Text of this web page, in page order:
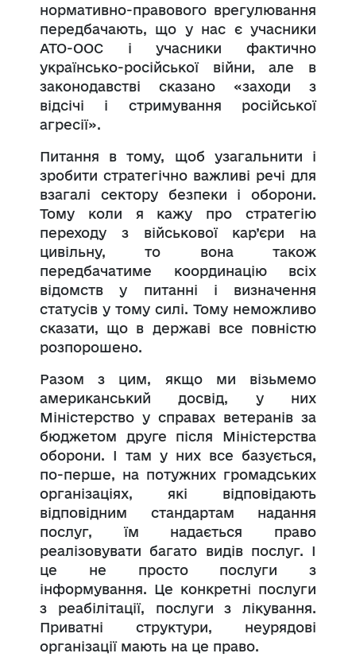
нормативно-правового врегулювання
передбачають, що у нас є учасники
АТО-ООС і учасники фактично
українсько-російської війни, але в
законодавстві сказано «заходи з
відсічі і стримування російської
агресії».
Питання в тому, щоб узагальнити і
зробити стратегічно важливі речі для
взагалі сектору безпеки і оборони.
Тому коли я кажу про стратегію
переходу з військової кар’єри на
цивільну, то вона також
передбачатиме координацію всіх
відомств у питанні і визначення
статусів у тому силі. Тому неможливо
сказати, що в державі все повністю
розпорошено.
Разом з цим, якщо ми візьмемо
американський досвід, у них
Міністерство у справах ветеранів за
бюджетом друге після Міністерства
оборони. І там у них все базується,
по-перше, на потужних громадських
організаціях, які відповідають
відповідним стандартам надання
послуг, їм надається право
реалізовувати багато видів послуг. І
це не просто послуги з
інформування. Це конкретні послуги
з реабілітації, послуги з лікування.
Приватні структури, неурядові
організації мають на це право.